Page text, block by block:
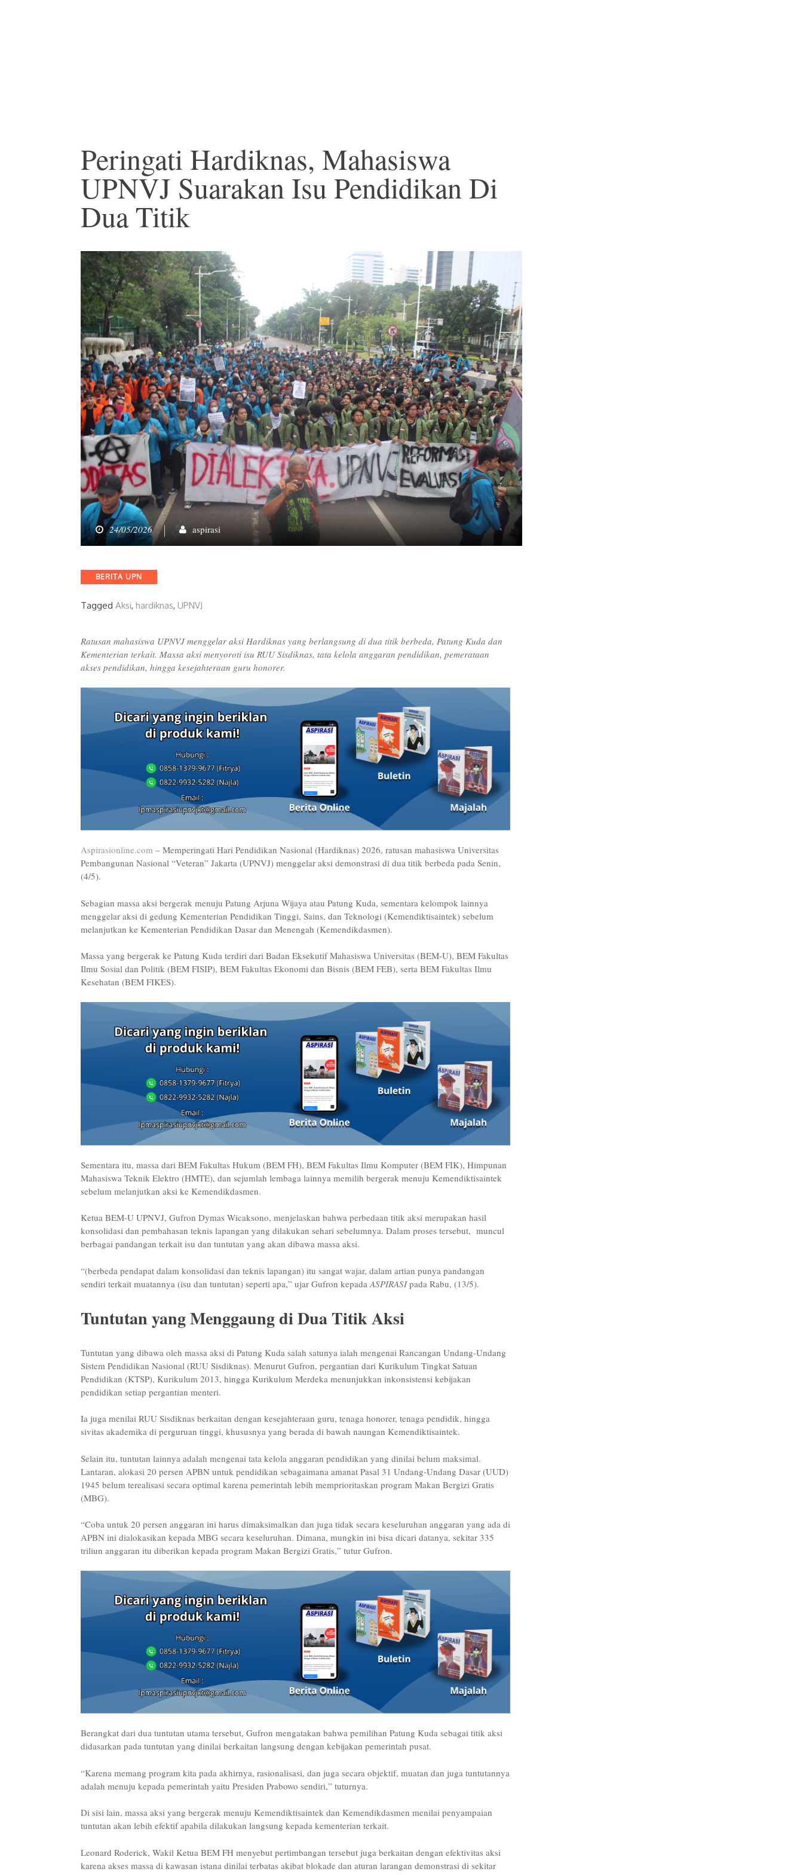
Peringati Hardiknas, Mahasiswa
UPNVJ Suarakan Isu Pendidikan Di
Dua Titik
24/05/2026 aspirasi
Categories
BERITA UPN
Tagged Aksi, hardiknas, UPNVJ
Ratusan mahasiswa UPNVJ menggelar aksi Hardiknas yang berlangsung di dua titik berbeda, Patung Kuda dan
Kementerian terkait. Massa aksi menyoroti isu RUU Sisdiknas, tata kelola anggaran pendidikan, pemerataan
akses pendidikan, hingga kesejahteraan guru honorer.
Aspirasionline.com – Memperingati Hari Pendidikan Nasional (Hardiknas) 2026, ratusan mahasiswa Universitas
Pembangunan Nasional “Veteran” Jakarta (UPNVJ) menggelar aksi demonstrasi di dua titik berbeda pada Senin,
(4/5).
Sebagian massa aksi bergerak menuju Patung Arjuna Wijaya atau Patung Kuda, sementara kelompok lainnya
menggelar aksi di gedung Kementerian Pendidikan Tinggi, Sains, dan Teknologi (Kemendiktisaintek) sebelum
melanjutkan ke Kementerian Pendidikan Dasar dan Menengah (Kemendikdasmen).
Massa yang bergerak ke Patung Kuda terdiri dari Badan Eksekutif Mahasiswa Universitas (BEM-U), BEM Fakultas
Ilmu Sosial dan Politik (BEM FISIP), BEM Fakultas Ekonomi dan Bisnis (BEM FEB), serta BEM Fakultas Ilmu
Kesehatan (BEM FIKES).
Sementara itu, massa dari BEM Fakultas Hukum (BEM FH), BEM Fakultas Ilmu Komputer (BEM FIK), Himpunan
Mahasiswa Teknik Elektro (HMTE), dan sejumlah lembaga lainnya memilih bergerak menuju Kemendiktisaintek
sebelum melanjutkan aksi ke Kemendikdasmen.
Ketua BEM-U UPNVJ, Gufron Dymas Wicaksono, menjelaskan bahwa perbedaan titik aksi merupakan hasil
konsolidasi dan pembahasan teknis lapangan yang dilakukan sehari sebelumnya. Dalam proses tersebut, muncul
berbagai pandangan terkait isu dan tuntutan yang akan dibawa massa aksi.
“(berbeda pendapat dalam konsolidasi dan teknis lapangan) itu sangat wajar, dalam artian punya pandangan
sendiri terkait muatannya (isu dan tuntutan) seperti apa,” ujar Gufron kepada ASPIRASIpada Rabu, (13/5).
Tuntutan yang Menggaung di Dua Titik Aksi
Tuntutan yang dibawa oleh massa aksi di Patung Kuda salah satunya ialah mengenai Rancangan Undang-Undang
Sistem Pendidikan Nasional (RUU Sisdiknas). Menurut Gufron, pergantian dari Kurikulum Tingkat Satuan
Pendidikan (KTSP), Kurikulum 2013, hingga Kurikulum Merdeka menunjukkan inkonsistensi kebijakan
pendidikan setiap pergantian menteri.
Ia juga menilai RUU Sisdiknas berkaitan dengan kesejahteraan guru, tenaga honorer, tenaga pendidik, hingga
sivitas akademika di perguruan tinggi, khususnya yang berada di bawah naungan Kemendiktisaintek.
Selain itu, tuntutan lainnya adalah mengenai tata kelola anggaran pendidikan yang dinilai belum maksimal.
Lantaran, alokasi 20 persen APBN untuk pendidikan sebagaimana amanat Pasal 31 Undang-Undang Dasar (UUD)
1945 belum terealisasi secara optimal karena pemerintah lebih memprioritaskan program Makan Bergizi Gratis
(MBG).
“Coba untuk 20 persen anggaran ini harus dimaksimalkan dan juga tidak secara keseluruhan anggaran yang ada di
APBN ini dialokasikan kepada MBG secara keseluruhan. Dimana, mungkin ini bisa dicari datanya, sekitar 335
triliun anggaran itu diberikan kepada program Makan Bergizi Gratis,” tutur Gufron.
Berangkat dari dua tuntutan utama tersebut, Gufron mengatakan bahwa pemilihan Patung Kuda sebagai titik aksi
didasarkan pada tuntutan yang dinilai berkaitan langsung dengan kebijakan pemerintah pusat.
“Karena memang program kita pada akhirnya, rasionalisasi, dan juga secara objektif, muatan dan juga tuntutannya
adalah menuju kepada pemerintah yaitu Presiden Prabowo sendiri,” tuturnya.
Di sisi lain, massa aksi yang bergerak menuju Kemendiktisaintek dan Kemendikdasmen menilai penyampaian
tuntutan akan lebih efektif apabila dilakukan langsung kepada kementerian terkait.
Leonard Roderick, Wakil Ketua BEM FH menyebut pertimbangan tersebut juga berkaitan dengan efektivitas aksi
karena akses massa di kawasan istana dinilai terbatas akibat blokade dan aturan larangan demonstrasi di sekitar